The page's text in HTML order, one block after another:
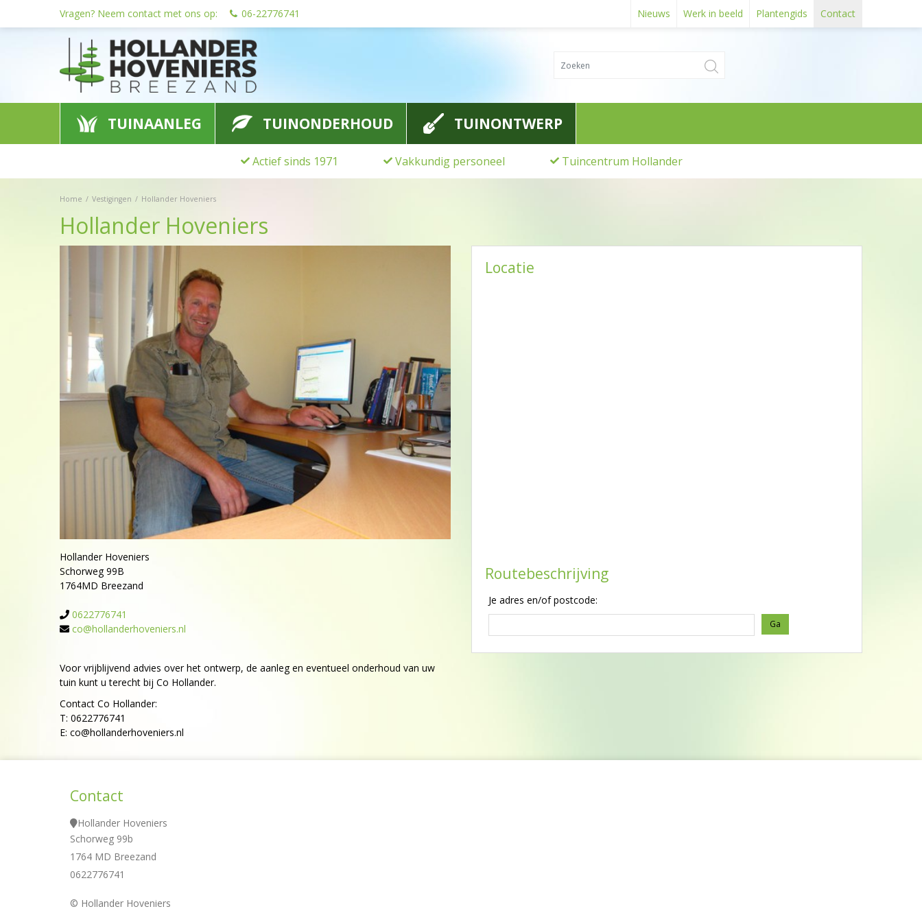
Home Vestigingen Hollander Hoveniers
Vragen? Neem contact met ons op: 06-22776741 Nieuws Werk in beeld Plantengids Contact
TUINAANLEG TUINONDERHOUD TUINONTWERP
Actief sinds 1971 Vakkundig personeel Tuincentrum Hollander
Hollander Hoveniers
Hollander Hoveniers
Schorweg 99B
1764MD Breezand
0622776741
co@hollanderhoveniers.nl
Voor vrijblijvend advies over het ontwerp, de aanleg en eventueel onderhoud van uw
tuin kunt u terecht bij Co Hollander.
Contact Co Hollander:
T: 0622776741
E: co@hollanderhoveniers.nl
Locatie
Routebeschrijving
Je adres en/of postcode:
Contact
Hollander Hoveniers
Schorweg 99b
1764 MD Breezand
0622776741
© Hollander Hoveniers